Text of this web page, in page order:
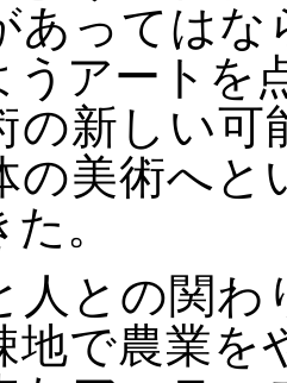
あってはな
うアートを
の新しい可
の美術へ
。
人との関わ
地で農業